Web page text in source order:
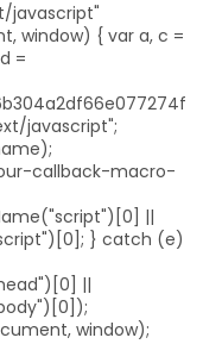
javascript"
window) { var a, c =
=
javascript";
callback-macro-
||
} catch (e)
||
window);